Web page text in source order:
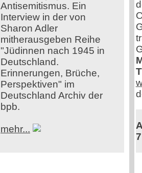
Antisemitismus. Ein
Interview in der von
Sharon Adler
mitherausgeben Reihe
"Jüdinnen nach 1945 in
Deutschland.
Erinnerungen, Brüche,
Perspektiven" im
Deutschland Archiv der
bpb.
mehr...